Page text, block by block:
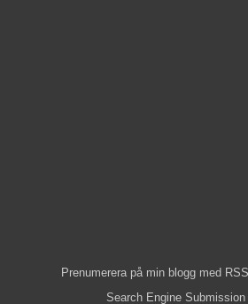
Prenumerera på min blogg med RSS
Search Engine Submission